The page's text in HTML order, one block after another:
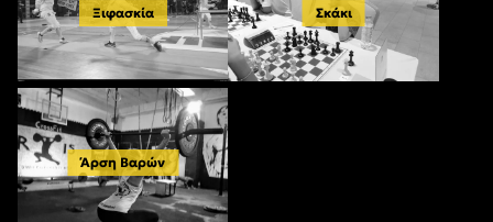
Ξιφασκία Σκάκι
Άρση Βαρών